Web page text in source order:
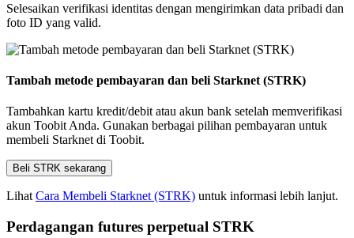
Selesaikan verifikasi identitas dengan mengirimkan data pribadi dan
foto ID yang valid.
Tambah metode pembayaran dan beli Starknet (STRK)
Tambahkan kartu kredit/debit atau akun bank setelah memverifikasi
akun Toobit Anda. Gunakan berbagai pilihan pembayaran untuk
membeli Starknet di Toobit.
Beli STRK sekarang
Lihat Cara Membeli Starknet (STRK) untuk informasi lebih lanjut.
Perdagangan futures perpetual STRK